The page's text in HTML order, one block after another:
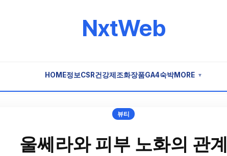
NxtWeb
HOME정보CSR건강제조화장품GA4숙박MORE ▼
뷰티
울쎄라와 피부 노화의 관계